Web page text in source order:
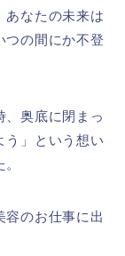
あなたの未来は
つの間にか不登
、奥底に閉まっ
う」という想い
容のお仕事に出